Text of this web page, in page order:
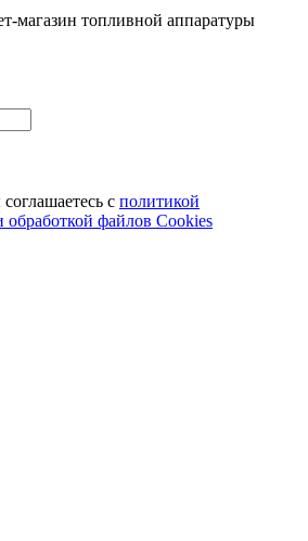
магазин топливной аппаратуры
с политикой
файлов Cookies